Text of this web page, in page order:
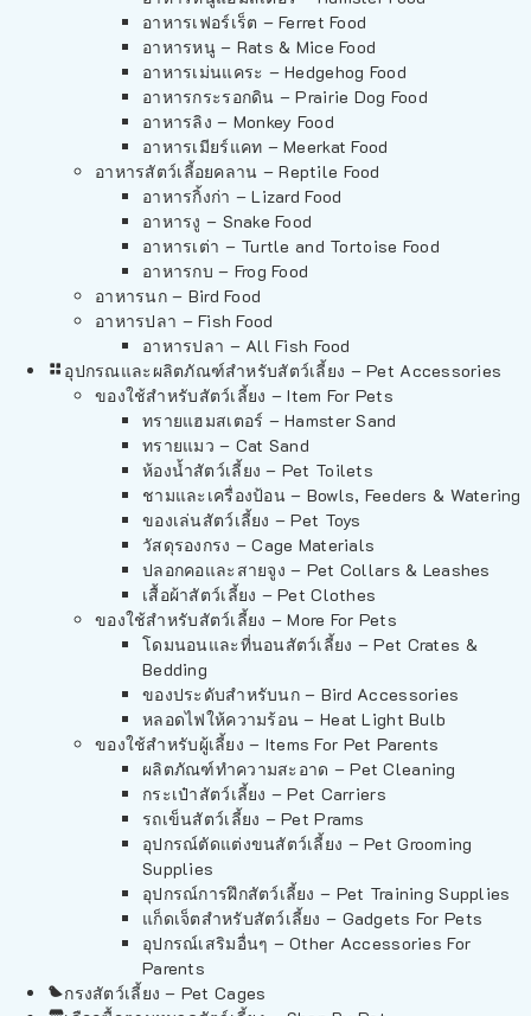
อาหารเฟอร์เร็ต – Ferret Food
อาหารหนู – Rats & Mice Food
อาหารเม่นแคระ – Hedgehog Food
อาหารกระรอกดิน – Prairie Dog Food
อาหารลิง – Monkey Food
อาหารเมียร์แคท – Meerkat Food
อาหารสัตว์เลี้อยคลาน – Reptile Food
อาหารกิ้งก่า – Lizard Food
อาหารงู – Snake Food
อาหารเต่า – Turtle and Tortoise Food
อาหารกบ – Frog Food
อาหารนก – Bird Food
อาหารปลา – Fish Food
อาหารปลา – All Fish Food
อุปกรณและผลิตภัณฑ์สำหรับสัตว์เลี้ยง – Pet Accessories
ของใช้สำหรับสัตว์เลี้ยง – Item For Pets
ทรายแฮมสเตอร์ – Hamster Sand
ทรายแมว – Cat Sand
ห้องน้ำสัตว์เลี้ยง – Pet Toilets
ชามและเครื่องป้อน – Bowls, Feeders & Watering
ของเล่นสัตว์เลี้ยง – Pet Toys
วัสดุรองกรง – Cage Materials
ปลอกคอและสายจูง – Pet Collars & Leashes
เสื้อผ้าสัตว์เลี้ยง – Pet Clothes
ของใช้สำหรับสัตว์เลี้ยง – More For Pets
โดมนอนและที่นอนสัตว์เลี้ยง – Pet Crates &
Bedding
ของประดับสำหรับนก – Bird Accessories
หลอดไฟให้ความร้อน – Heat Light Bulb
ของใช้สำหรับผู้เลี้ยง – Items For Pet Parents
ผลิตภัณฑ์ทำความสะอาด – Pet Cleaning
กระเป๋าสัตว์เลี้ยง – Pet Carriers
รถเข็นสัตว์เลี้ยง – Pet Prams
อุปกรณ์ตัดแต่งขนสัตว์เลี้ยง – Pet Grooming
Supplies
อุปกรณ์การฝึกสัตว์เลี้ยง – Pet Training Supplies
แก็ดเจ็ตสำหรับสัตว์เลี้ยง – Gadgets For Pets
อุปกรณ์เสริมอื่นๆ – Other Accessories For
Parents
กรงสัตว์เลี้ยง – Pet Cages